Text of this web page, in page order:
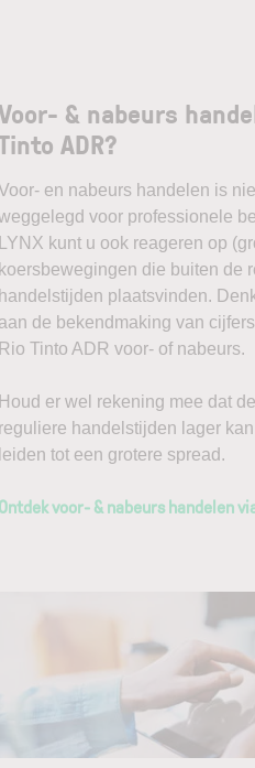
& nabeurs
ADR?
en nabeurs handelen is
voor professionele
LYNX kunt u ook reageren op
koersbewegingen die buiten de
handelstijden plaatsvinden.
aan de bekendmaking van
Rio Tinto ADR voor- of nabeurs.
Houd er wel rekening mee dat
reguliere handelstijden lager
leiden tot een grotere spread.
Ontdek voor- & nabeurs handelen via